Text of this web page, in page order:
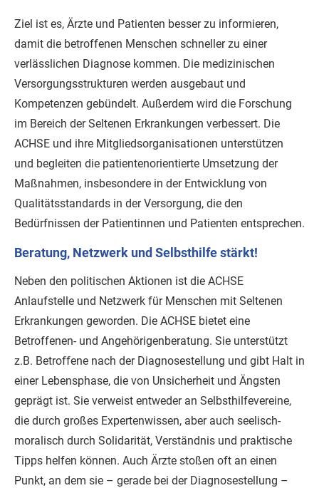
Ziel ist es, Ärzte und Patienten besser zu informieren,
damit die betroffenen Menschen schneller zu einer
verlässlichen Diagnose kommen. Die medizinischen
Versorgungsstrukturen werden ausgebaut und
Kompetenzen gebündelt. Außerdem wird die Forschung
im Bereich der Seltenen Erkrankungen verbessert. Die
ACHSE und ihre Mitgliedsorganisationen unterstützen
und begleiten die patientenorientierte Umsetzung der
Maßnahmen, insbesondere in der Entwicklung von
Qualitätsstandards in der Versorgung, die den
Bedürfnissen der Patientinnen und Patienten entsprechen.
Beratung, Netzwerk und Selbsthilfe stärkt!
Neben den politischen Aktionen ist die ACHSE
Anlaufstelle und Netzwerk für Menschen mit Seltenen
Erkrankungen geworden. Die ACHSE bietet eine
Betroffenen- und Angehörigenberatung. Sie unterstützt
z.B. Betroffene nach der Diagnosestellung und gibt Halt in
einer Lebensphase, die von Unsicherheit und Ängsten
geprägt ist. Sie verweist entweder an Selbsthilfevereine,
die durch großes Expertenwissen, aber auch seelisch-
moralisch durch Solidarität, Verständnis und praktische
Tipps helfen können. Auch Ärzte stoßen oft an einen
Punkt, an dem sie – gerade bei der Diagnosestellung –